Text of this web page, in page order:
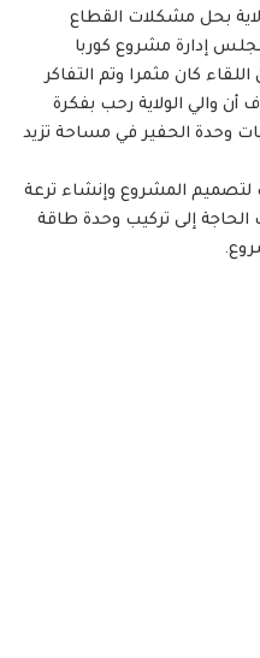
بحل مشكلات القطاع
إدارة مشروع كوربا
كان مثمرا وتم التفاكر
والي الولاية رحب بفكرة
وحدة الحفير في مساحة تزيد
لتصميم المشروع وإنشاء ترعة
الحاجة إلى تركيب وحدة طاقة